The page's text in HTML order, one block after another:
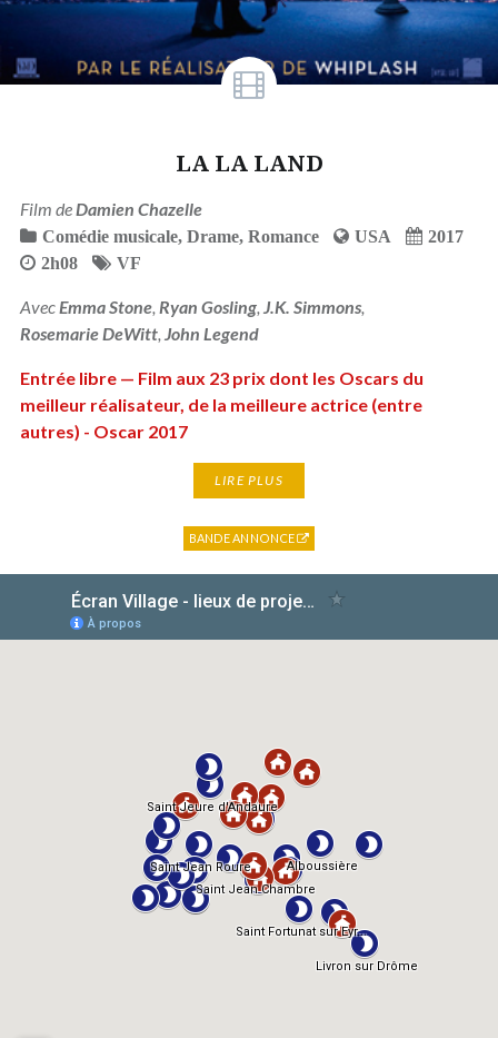
LA LA LAND
Film de Damien Chazelle
Comédie musicale, Drame, Romance USA
2017
2h08
VF
Avec Emma Stone, Ryan Gosling, J.K. Simmons,
Rosemarie DeWitt, John Legend
Entrée libre — Film aux 23 prix dont les Oscars du
meilleur réalisateur, de la meilleure actrice (entre
autres) - Oscar 2017
LIRE PLUS
BANDE ANNONCE